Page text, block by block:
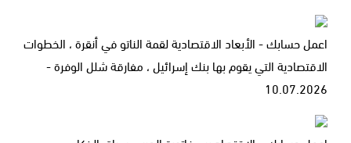
اعمل حسابك - الأبعاد الاقتصادية لقمة الناتو في أنقرة ، الخطوات
الاقتصادية التي يقوم بها بنك إسرائيل ، مفارقة شلل الوفرة -
10.07.2026